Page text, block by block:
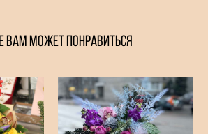
ВАМ МОЖЕТ ПОНРАВИТЬСЯ